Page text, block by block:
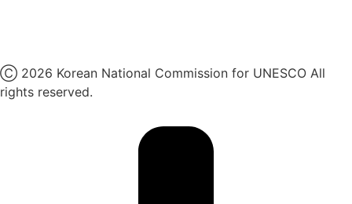
Ⓒ 2026 Korean National Commission for UNESCO All
rights reserved.